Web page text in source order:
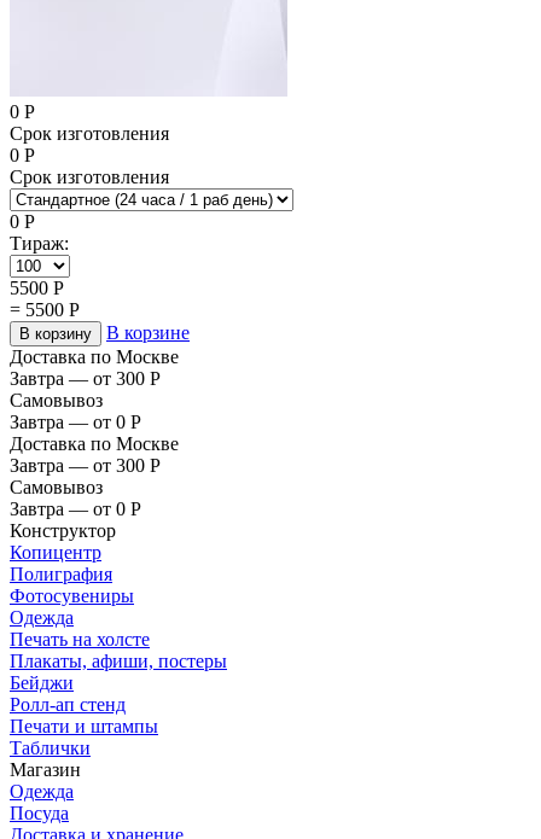
0 Р
Срок изготовления
0 Р
Срок изготовления
0 Р
Тираж:
5500 Р
= 5500 Р
В корзину
В корзине
Доставка по Москве
Завтра — от 300 Р
Самовывоз
Завтра — от 0 Р
Доставка по Москве
Завтра — от 300 Р
Самовывоз
Завтра — от 0 Р
Конструктор
Копицентр
Полиграфия
Фотосувениры
Одежда
Печать на холсте
Плакаты, афиши, постеры
Бейджи
Ролл-ап стенд
Печати и штампы
Таблички
Магазин
Одежда
Посуда
Доставка и хранение